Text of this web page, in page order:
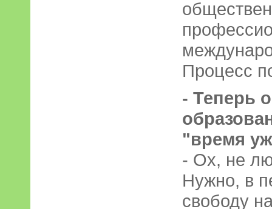
Процесс
- Теперь
"время
- Ох, не
Нужно, в
свободу